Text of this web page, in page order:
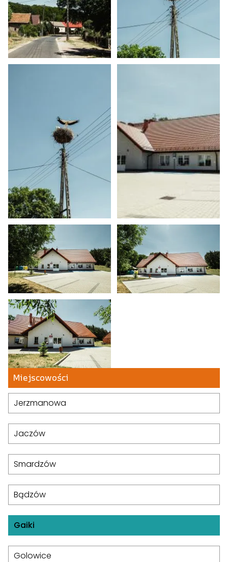
Miejscowości
Jerzmanowa
Jaczów
Smardzów
Bądzów
Gaiki
Golowice